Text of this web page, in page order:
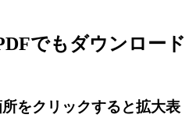
でもダウンロード
をクリックすると拡大表